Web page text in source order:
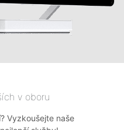
v oboru
Vyzkoušejte naše